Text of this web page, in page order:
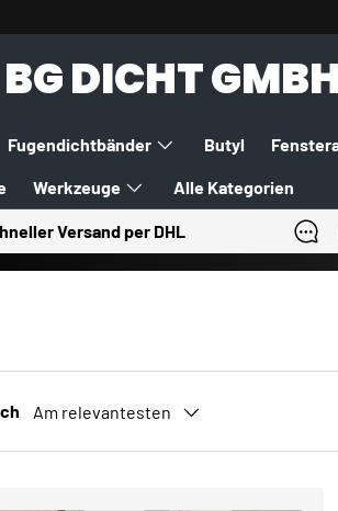
INHALT
DICHT GMBH
Fugendichtbänder Butyl
Werkzeuge Alle Kategorien
Versand per DHL
Am relevantesten